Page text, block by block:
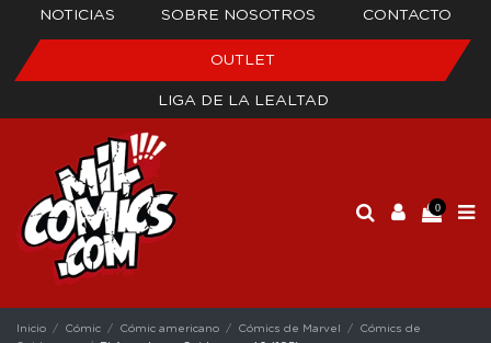
NOTICIAS SOBRE NOSOTROS CONTACTO
OUTLET
LIGA DE LA LEALTAD
0
Inicio Cómic Cómic americano Cómics de Marvel
Cómics de